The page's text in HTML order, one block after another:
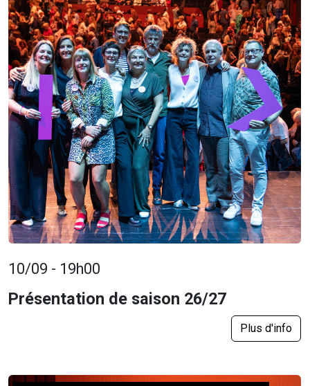
10/09 - 19h00
Présentation de saison 26/27
Plus d'info